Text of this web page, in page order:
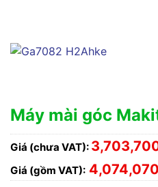
Máy mài góc
Giá (chưa VAT):
Giá (gồm VAT): 4,074,070